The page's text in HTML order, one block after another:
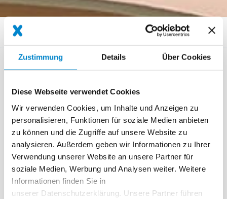
Zustimmung Details Über Cookies
Diese Webseite verwendet Cookies
Wir verwenden Cookies, um Inhalte und Anzeigen zu
personalisieren, Funktionen für soziale Medien anbieten
zu können und die Zugriffe auf unsere Website zu
analysieren. Außerdem geben wir Informationen zu Ihrer
Verwendung unserer Website an unsere Partner für
soziale Medien, Werbung und Analysen weiter. Weitere
Informationen finden Sie in
unserer Datenschutzerklärung. Unsere Partner führen
Breadcrumb Balkon eines Einfamilienhauses
Key Facts: Langlebige Balkonabdichtung
System Triflex BTS-P
Fertigstellung
2017
Area 10 m²
Ausführung BAA Bauwerk Abdichtung Arnesch &
Arnesch Bau GmbH